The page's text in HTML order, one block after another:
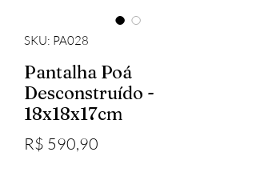
SKU: PA028
Pantalha Poá
Desconstruído -
18x18x17cm
R$ 590,90